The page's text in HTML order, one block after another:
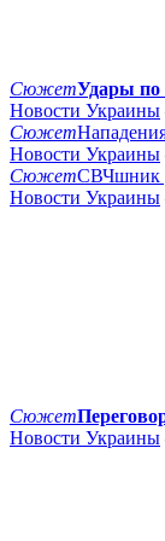
СюжетУдары по
Новости Украины
Сюжет
Новости Украины
СюжетСВЧшник
Новости Украины
Сюжет
Новости Украины